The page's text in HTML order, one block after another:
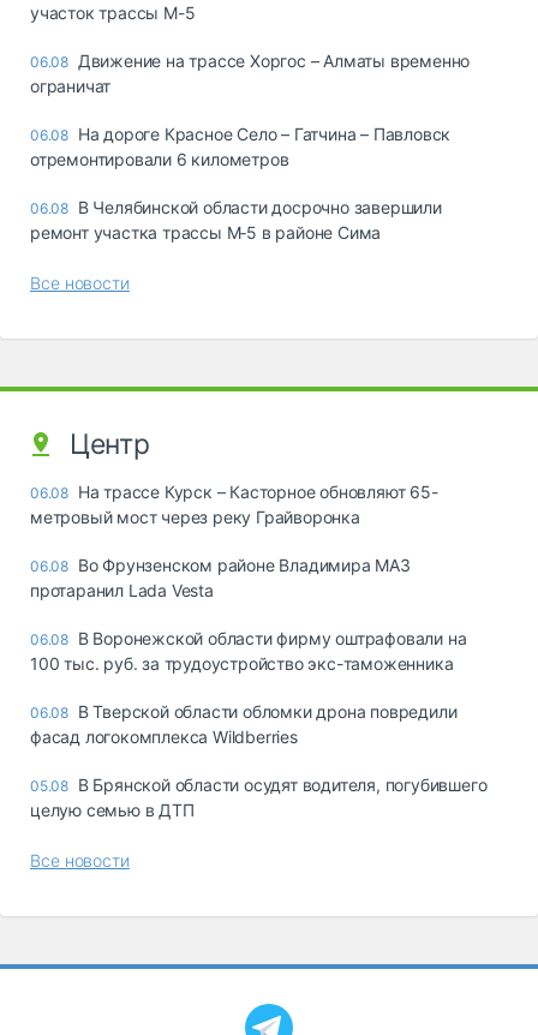
участок трассы М-5
06.08 Движение на трассе Хоргос – Алматы временно
ограничат
06.08 На дороге Красное Село – Гатчина – Павловск
отремонтировали 6 километров
06.08 В Челябинской области досрочно завершили
ремонт участка трассы М‑5 в районе Сима
Все новости
Центр
06.08 На трассе Курск – Касторное обновляют 65-
метровый мост через реку Грайворонка
06.08 Во Фрунзенском районе Владимира МАЗ
протаранил Lada Vesta
06.08 В Воронежской области фирму оштрафовали на
100 тыс. руб. за трудоустройство экс-таможенника
06.08 В Тверской области обломки дрона повредили
фасад логокомплекса Wildberries
05.08 В Брянской области осудят водителя, погубившего
целую семью в ДТП
Все новости